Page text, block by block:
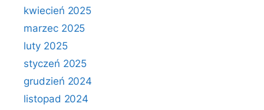
kwiecień 2025
marzec 2025
luty 2025
styczeń 2025
grudzień 2024
listopad 2024